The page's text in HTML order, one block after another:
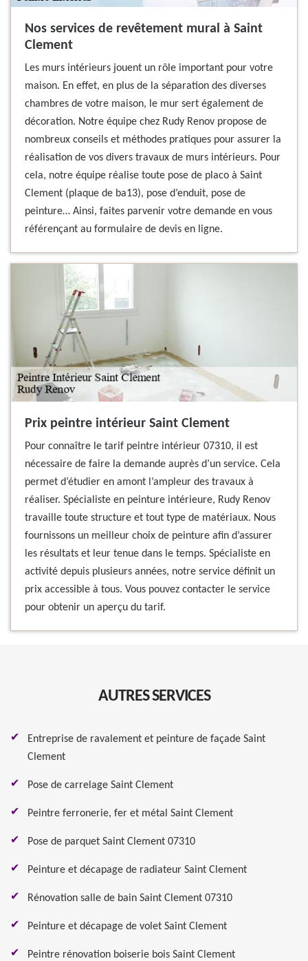
Nos services de revêtement mural à Saint
Clement
Les murs intérieurs jouent un rôle important pour votre
maison. En effet, en plus de la séparation des diverses
chambres de votre maison, le mur sert également de
décoration. Notre équipe chez Rudy Renov propose de
nombreux conseils et méthodes pratiques pour assurer la
réalisation de vos divers travaux de murs intérieurs. Pour
cela, notre équipe réalise toute pose de placo à Saint
Clement (plaque de ba13), pose d’enduit, pose de
peinture… Ainsi, faites parvenir votre demande en vous
référençant au formulaire de devis en ligne.
Prix peintre intérieur Saint Clement
Pour connaître le tarif peintre intérieur 07310, il est
nécessaire de faire la demande auprès d’un service. Cela
permet d’étudier en amont l’ampleur des travaux à
réaliser. Spécialiste en peinture intérieure, Rudy Renov
travaille toute structure et tout type de matériaux. Nous
fournissons un meilleur choix de peinture afin d’assurer
les résultats et leur tenue dans le temps. Spécialiste en
activité depuis plusieurs années, notre service définit un
prix accessible à tous. Vous pouvez contacter le service
pour obtenir un aperçu du tarif.
AUTRES SERVICES
Entreprise de ravalement et peinture de façade Saint
Clement
Pose de carrelage Saint Clement
Peintre ferronerie, fer et métal Saint Clement
Pose de parquet Saint Clement 07310
Peinture et décapage de radiateur Saint Clement
Rénovation salle de bain Saint Clement 07310
Peinture et décapage de volet Saint Clement
Peintre rénovation boiserie bois Saint Clement